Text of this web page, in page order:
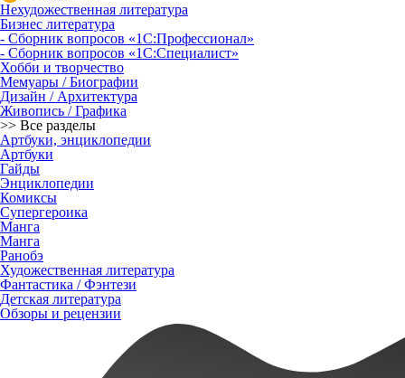
Нехудожественная литература
Бизнес литература
- Сборник вопросов «1С:Профессионал»
- Сборник вопросов «1С:Специалист»
Хобби и творчество
Мемуары / Биографии
Дизайн / Архитектура
Живопись / Графика
>> Все разделы
Артбуки, энциклопедии
Артбуки
Гайды
Энциклопедии
Комиксы
Супергероика
Манга
Манга
Ранобэ
Художественная литература
Фантастика / Фэнтези
Детская литература
Обзоры и рецензии